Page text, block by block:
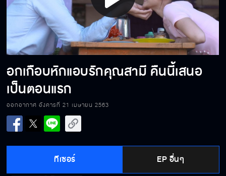
Play
Video
อกเกือบหักแอบรักคุณสามี คืนนี้เสนอ
เป็นตอนแรก
ออกอากาศ อังคารที่ 21 เมษายน 2563
ทีเซอร์ EP อื่นๆ
เราสองคนลองคบกันจริง ๆ ไหม
เมยต้องการปฏิวัติพี่เธียร
ปล้ำสามีตัวเอง...มันจะผิดกฎหมายข้อไหน